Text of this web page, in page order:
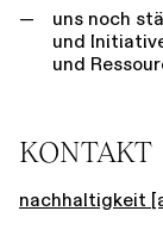
uns noch
und
und
KONTAKT
nachhaltigkeit